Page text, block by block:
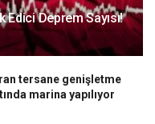
Edici Deprem Sayısı!
tersane genişletme
marina yapılıyor